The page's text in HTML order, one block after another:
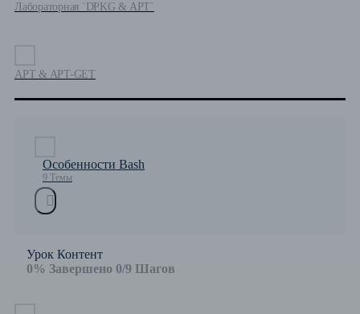
Лабораторная `DPKG & APT`
APT & APT-GET
Особенности Bash
9 Темы
Урок Контент
0% Завершено 0/9 Шагов